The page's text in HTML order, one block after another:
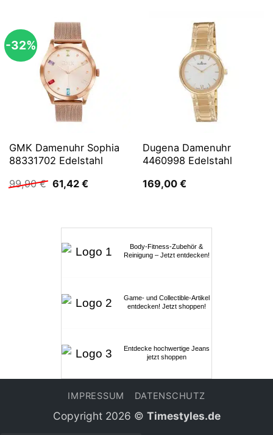
-32%
GMK Damenuhr Sophia
88331702 Edelstahl
99,90€ Ursprünglicher
Preis
61,42 €Aktueller
Dugena Damenuhr
4460998 Edelstahl
169,00 €
Body-Fitness-Zubehör &
Reinigung – Jetzt entdecken!
Game- und Collectible-Artikel
entdecken! Jetzt shoppen!
Entdecke hochwertige Jeans
jetzt shoppen
IMPRESSUM DATENSCHUTZ
Copyright 2026 © Timestyles.de